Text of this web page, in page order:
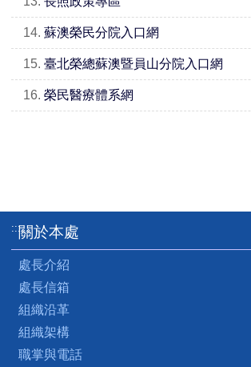
14. 蘇澳榮民分院入口網
15. 臺北榮總蘇澳暨員山分院入口網
16. 榮民醫療體系網
:::關於本處
處長介紹
處長信箱
組織沿革
組織架構
職掌與電話